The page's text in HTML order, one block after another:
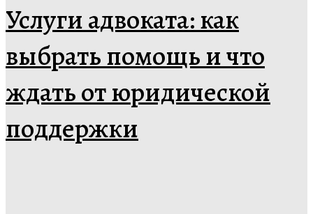
Услуги адвоката: как
выбрать помощь и что
ждать от юридической
поддержки